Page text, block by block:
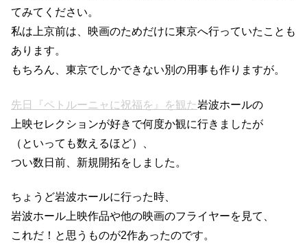
てみてください。
私は上京前は、映画のためだけに東京へ行っていたことも
あります。
もちろん、東京でしかできない別の用事も作りますが。
先日『ペトルーニャに祝福を』を観た岩波ホールの
上映セレクションが好きで何度か観に行きましたが
（といっても数えるほど）、
つい数日前、新規開拓をしました。
ちょうど岩波ホールに行った時、
岩波ホール上映作品や他の映画のフライヤーを見て、
これだ！と思うものが2作あったのです。